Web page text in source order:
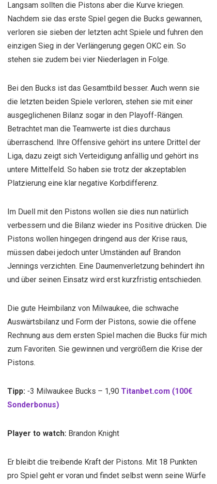
Langsam sollten die Pistons aber die Kurve kriegen.
Nachdem sie das erste Spiel gegen die Bucks gewannen,
verloren sie sieben der letzten acht Spiele und fuhren den
einzigen Sieg in der Verlängerung gegen OKC ein. So
stehen sie zudem bei vier Niederlagen in Folge.
Bei den Bucks ist das Gesamtbild besser. Auch wenn sie
die letzten beiden Spiele verloren, stehen sie mit einer
ausgeglichenen Bilanz sogar in den Playoff-Rängen.
Betrachtet man die Teamwerte ist dies durchaus
überraschend. Ihre Offensive gehört ins untere Drittel der
Liga, dazu zeigt sich Verteidigung anfällig und gehört ins
untere Mittelfeld. So haben sie trotz der akzeptablen
Platzierung eine klar negative Korbdifferenz.
Im Duell mit den Pistons wollen sie dies nun natürlich
verbessern und die Bilanz wieder ins Positive drücken. Die
Pistons wollen hingegen dringend aus der Krise raus,
müssen dabei jedoch unter Umständen auf Brandon
Jennings verzichten. Eine Daumenverletzung behindert ihn
und über seinen Einsatz wird erst kurzfristig entschieden.
Die gute Heimbilanz von Milwaukee, die schwache
Auswärtsbilanz und Form der Pistons, sowie die offene
Rechnung aus dem ersten Spiel machen die Bucks für mich
zum Favoriten. Sie gewinnen und vergrößern die Krise der
Pistons.
Tipp: -3 Milwaukee Bucks – 1,90 Titanbet.com (100€
Sonderbonus)
Player to watch: Brandon Knight
Er bleibt die treibende Kraft der Pistons. Mit 18 Punkten
pro Spiel geht er voran und findet selbst wenn seine Würfe